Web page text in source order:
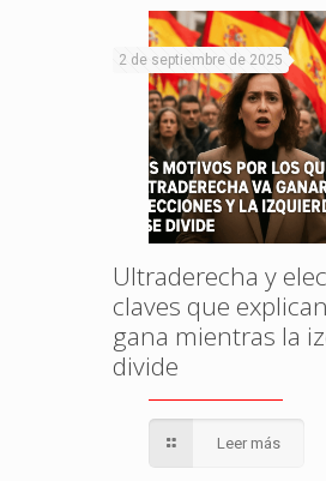
2 de septiembre de 2025
Ultraderecha y
claves que
gana mientras la
divide
Leer más